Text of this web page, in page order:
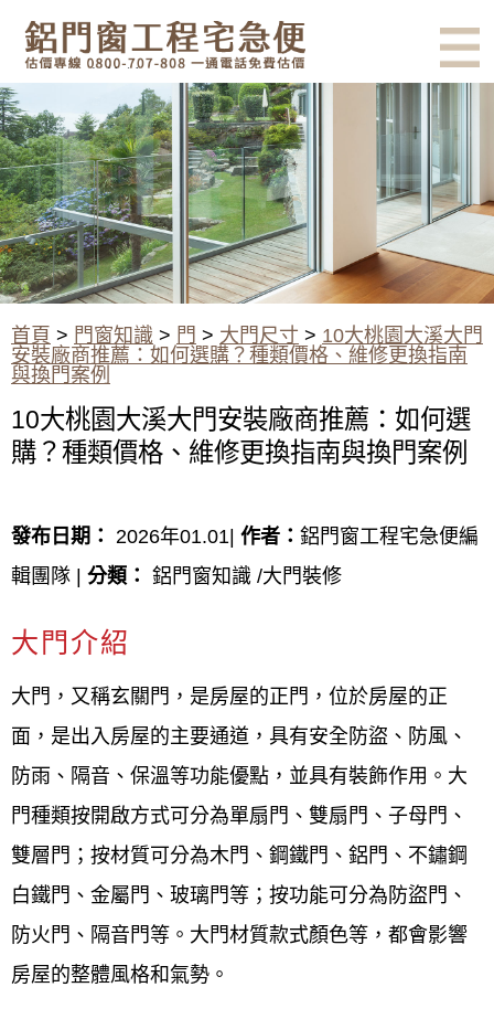
有鋁門窗的結露、隔熱、隔音問
題？找我們就對了！估價專線
0800-707-808
10大桃園大溪大門安裝廠商推
薦：如何選購？種類價格、維修
更換指南與換門案例
首頁 > 門窗知識 > 門 > 大門尺寸 > 10大桃園大溪大門
安裝廠商推薦：如何選購？種類價格、維修更換指南
與換門案例
10大桃園大溪大門安裝廠商推薦：如何選
購？種類價格、維修更換指南與換門案例
10大桃園大溪大門推薦廠商|桃園大
溪大門安裝推薦|桃園大溪大門安裝
桃園大溪大門宅急便 電話0800-707-808
大門裝修工程
大門室內安裝
李師傅
不鏽鋼白鐵大門安裝
鑄鋁大門安裝
單玄關大門安裝
發布日期： 2026年01.01| 作者： 鋁門窗工程宅急便編
輯團隊 | 分類： 鋁門窗知識 /大門裝修
大門介紹
大門，又稱玄關門，是房屋的正門，位於房屋的正
面，是出入房屋的主要通道，具有安全防盜、防風、
防雨、隔音、保溫等功能優點，並具有裝飾作用。大
門種類按開啟方式可分為單扇門、雙扇門、子母門、
雙層門；按材質可分為木門、鋼鐵門、鋁門、不鏽鋼
白鐵門、金屬門、玻璃門等；按功能可分為防盜門、
防火門、隔音門等。大門材質款式顏色等，都會影響
房屋的整體風格和氣勢。